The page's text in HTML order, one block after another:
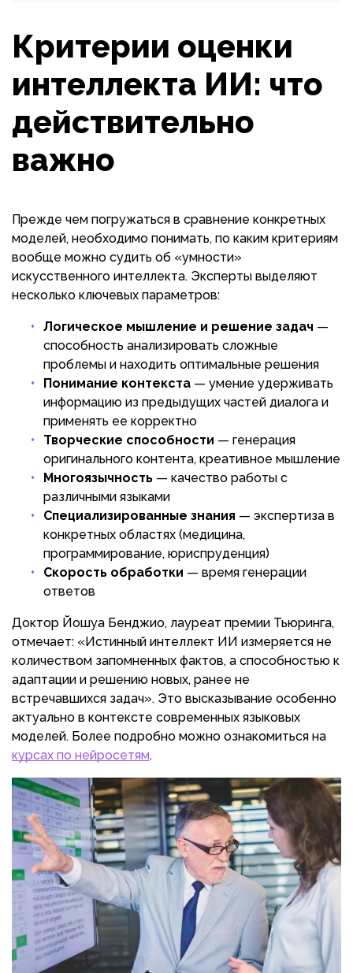
Критерии оценки
интеллекта ИИ: что
действительно
важно
Прежде чем погружаться в сравнение конкретных
моделей, необходимо понимать, по каким критериям
вообще можно судить об «умности»
искусственного интеллекта. Эксперты выделяют
несколько ключевых параметров:
Логическое мышление и решение задач —
способность анализировать сложные
проблемы и находить оптимальные решения
Понимание контекста — умение удерживать
информацию из предыдущих частей диалога и
применять ее корректно
Творческие способности — генерация
оригинального контента, креативное мышление
Многоязычность — качество работы с
различными языками
Специализированные знания — экспертиза в
конкретных областях (медицина,
программирование, юриспруденция)
Скорость обработки — время генерации
ответов
Доктор Йошуа Бенджио, лауреат премии Тьюринга,
отмечает: «Истинный интеллект ИИ измеряется не
количеством запомненных фактов, а способностью к
адаптации и решению новых, ранее не
встречавшихся задач». Это высказывание особенно
актуально в контексте современных языковых
моделей. Более подробно можно ознакомиться на
курсах по нейросетям.